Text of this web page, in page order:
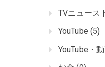
TVニュース
YouTube (5)
YouTube・